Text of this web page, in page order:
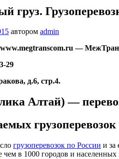
груз.
автором admin
www.megtranscom.ru —
29
д.6, стр.4.
Алтай) —
грузоперевозок по России и за
чем в 1000 городов и населенных